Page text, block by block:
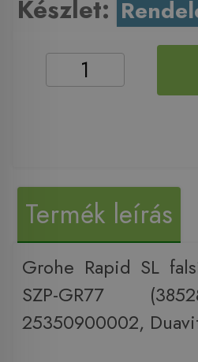
Készlet:
Termék leírás
Grohe Rapid SL
SZP-GR77
25350900002,